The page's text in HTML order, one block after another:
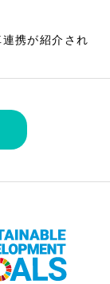
携が紹介され